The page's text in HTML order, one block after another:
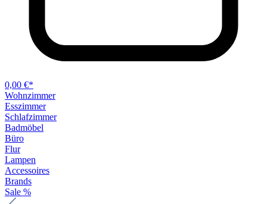
0,00 €*
Wohnzimmer
Esszimmer
Schlafzimmer
Badmöbel
Büro
Flur
Lampen
Accessoires
Brands
Sale %